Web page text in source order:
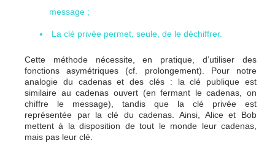
message ;
La clé privée permet, seule, de le déchiffrer.
Cette méthode nécessite, en pratique, d’utiliser des
fonctions asymétriques (cf. prolongement). Pour notre
analogie du cadenas et des clés : la clé publique est
similaire au cadenas ouvert (en fermant le cadenas, on
chiffre le message), tandis que la clé privée est
représentée par la clé du cadenas. Ainsi, Alice et Bob
mettent à la disposition de tout le monde leur cadenas,
mais pas leur clé.